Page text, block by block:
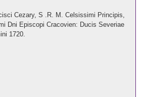
Cezary, S .R. M. Celsissimi Principis,
Dni Episcopi Cracovien: Ducis Severiae
1720.